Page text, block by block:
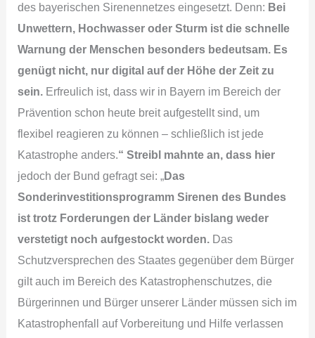
des bayerischen Sirenennetzes eingesetzt. Denn: Bei
Unwettern, Hochwasser oder Sturm ist die schnelle
Warnung der Menschen besonders bedeutsam. Es
genügt nicht, nur digital auf der Höhe der Zeit zu
sein. Erfreulich ist, dass wir in Bayern im Bereich der
Prävention schon heute breit aufgestellt sind, um
flexibel reagieren zu können – schließlich ist jede
Katastrophe anders.“ Streibl mahnte an, dass hier
jedoch der Bund gefragt sei: „Das
Sonderinvestitionsprogramm Sirenen des Bundes
ist trotz Forderungen der Länder bislang weder
verstetigt noch aufgestockt worden. Das
Schutzversprechen des Staates gegenüber dem Bürger
gilt auch im Bereich des Katastrophenschutzes, die
Bürgerinnen und Bürger unserer Länder müssen sich im
Katastrophenfall auf Vorbereitung und Hilfe verlassen